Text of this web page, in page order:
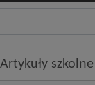
Artykuły szkolne